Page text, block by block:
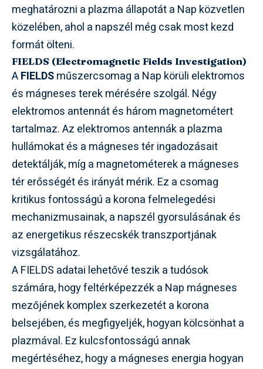
meghatározni a plazma állapotát a Nap közvetlen
közelében, ahol a napszél még csak most kezd
formát ölteni.
FIELDS (Electromagnetic Fields Investigation)
AFIELDSműszercsomag a Nap körüli elektromos
és mágneses terek mérésére szolgál. Négy
elektromos antennát és három magnetométert
tartalmaz. Az elektromos antennák a plazma
hullámokat és a mágneses tér ingadozásait
detektálják, míg a magnetométerek a mágneses
tér erősségét és irányát mérik. Ez a csomag
kritikus fontosságú a korona felmelegedési
mechanizmusainak, a napszél gyorsulásának és
az energetikus részecskék transzportjának
vizsgálatához.
A FIELDS adatai lehetővé teszik a tudósok
számára, hogy feltérképezzék a Nap mágneses
mezőjének komplex szerkezetét a korona
belsejében, és megfigyeljék, hogyan kölcsönhat a
plazmával. Ez kulcsfontosságú annak
megértéséhez, hogy a mágneses energia hogyan